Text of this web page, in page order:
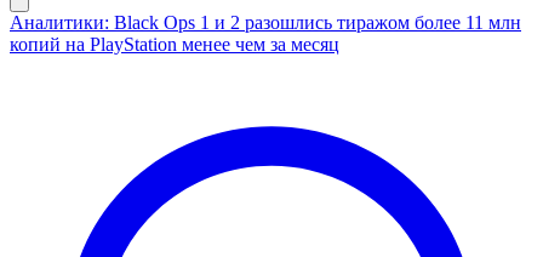
Аналитики: Black Ops 1 и 2 разошлись тиражом более 11 млн
копий на PlayStation менее чем за месяц